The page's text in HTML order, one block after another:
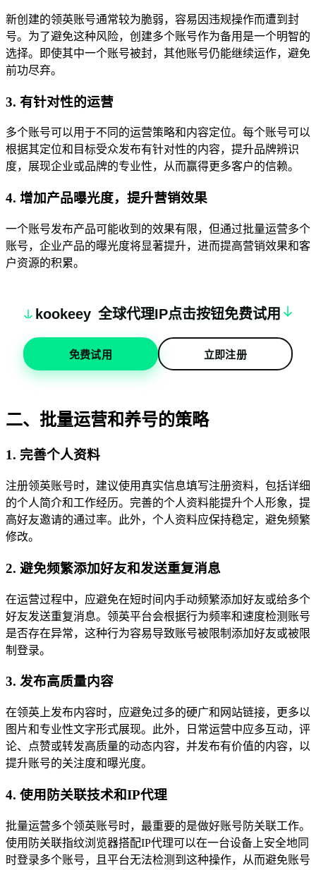
新创建的领英账号通常较为脆弱，容易因违规操作而遭到封
号。为了避免这种风险，创建多个账号作为备用是一个明智的
选择。即使其中一个账号被封，其他账号仍能继续运作，避免
前功尽弃。
3. 有针对性的运营
多个账号可以用于不同的运营策略和内容定位。每个账号可以
根据其定位和目标受众发布有针对性的内容，提升品牌辨识
度，展现企业或品牌的专业性，从而赢得更多客户的信赖。
4. 增加产品曝光度，提升营销效果
一个账号发布产品可能收到的效果有限，但通过批量运营多个
账号，企业产品的曝光度将显著提升，进而提高营销效果和客
户资源的积累。
kookeey 全球代理IP点击按钮免费试用
免费试用 立即注册
二、批量运营和养号的策略
1. 完善个人资料
注册领英账号时，建议使用真实信息填写注册资料，包括详细
的个人简介和工作经历。完善的个人资料能提升个人形象，提
高好友邀请的通过率。此外，个人资料应保持稳定，避免频繁
修改。
2. 避免频繁添加好友和发送重复消息
在运营过程中，应避免在短时间内手动频繁添加好友或给多个
好友发送重复消息。领英平台会根据行为频率和速度检测账号
是否存在异常，这种行为容易导致账号被限制添加好友或被限
制登录。
3. 发布高质量内容
在领英上发布内容时，应避免过多的硬广和网站链接，更多以
图片和专业性文字形式展现。此外，日常运营中应多互动，评
论、点赞或转发高质量的动态内容，并发布有价值的内容，以
提升账号的关注度和曝光度。
4. 使用防关联技术和IP代理
批量运营多个领英账号时，最重要的是做好账号防关联工作。
使用防关联指纹浏览器搭配IP代理可以在一台设备上安全地同
时登录多个账号，且平台无法检测到这种操作，从而避免账号